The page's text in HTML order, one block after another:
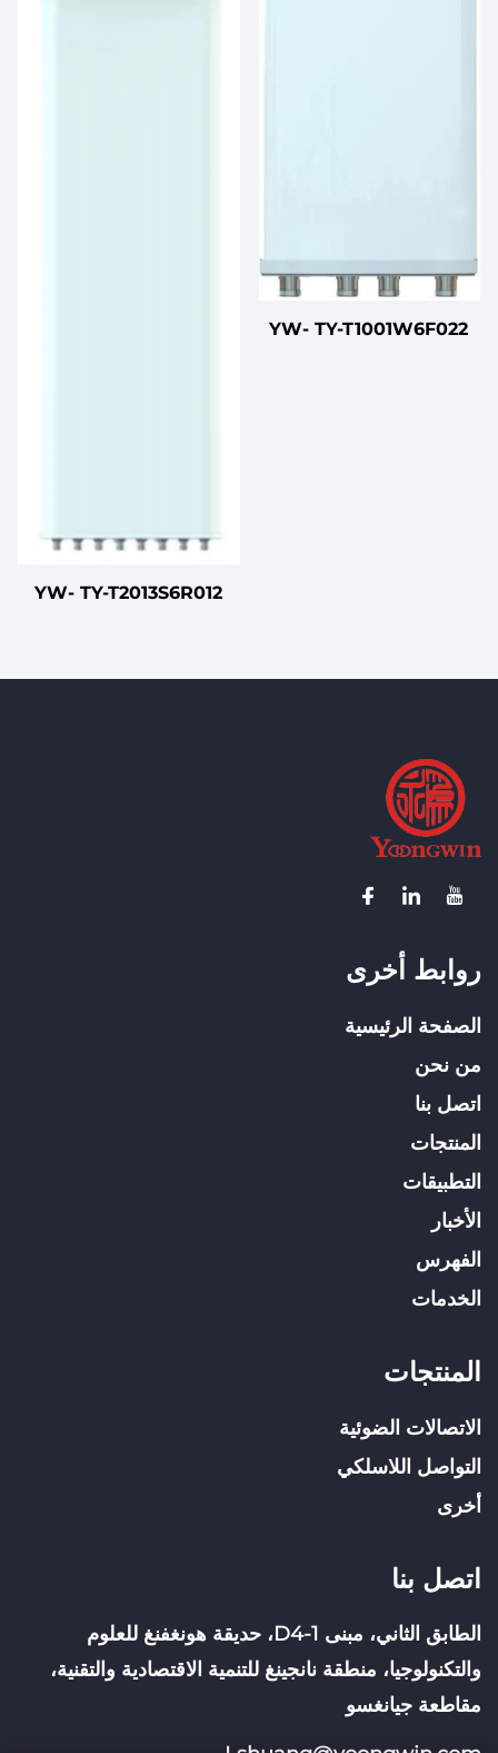
YW- TY-T2013S6R012
YW- TY-T1001W6F022
روابط أخرى
الصفحة الرئيسية
من نحن
اتصل بنا
المنتجات
التطبيقات
الأخبار
الفهرس
الخدمات
المنتجات
الاتصالات الضوئية
التواصل اللاسلكي
أخرى
اتصل بنا
الطابق الثاني، مبنى D4-1، حديقة هونغفنغ للعلوم
والتكنولوجيا، منطقة نانجينغ للتنمية الاقتصادية والتقنية،
مقاطعة جيانغسو